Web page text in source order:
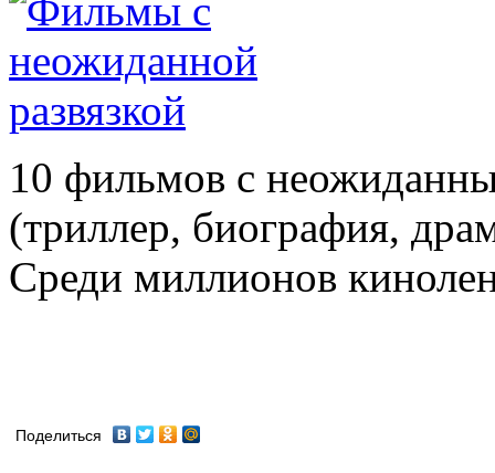
10 фильмов с
(триллер, биография,
Среди миллионов
Поделиться